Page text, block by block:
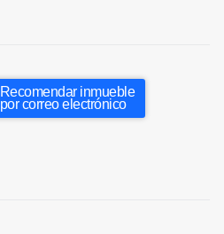
Recomendar inmueble
por correo electrónico